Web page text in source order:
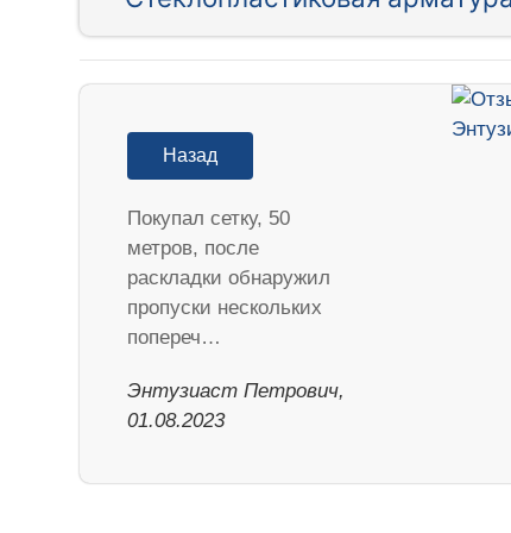
Назад
Покупал сетку, 50
метров, после
раскладки обнаружил
пропуски нескольких
попереч…
Энтузиаст Петрович,
01.08.2023